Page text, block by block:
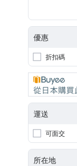
優惠
折扣碼
運送
可面交
所在地